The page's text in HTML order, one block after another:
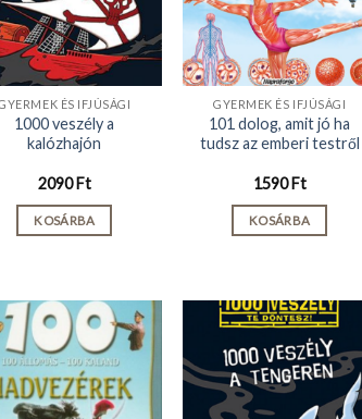
ÉS IFJÚSÁGI
1000 veszély a
kalózhajón
2090Ft
KOSÁRBA
GYERMEK ÉS IFJÚSÁGI
101 dolog, amit jó ha
tudsz az emberi testről
1590Ft
KOSÁRBA